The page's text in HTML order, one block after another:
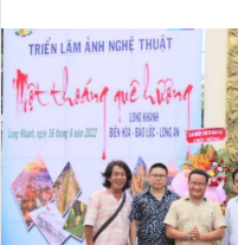
n
a
n
e
m
a